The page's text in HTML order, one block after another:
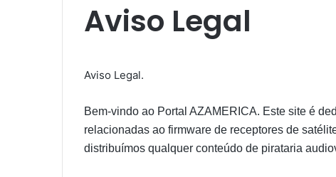
Aviso Legal
Aviso Legal.
Bem-vindo ao Portal AZAMERICA. Este site é
relacionadas ao firmware de receptores de
distribuímos qualquer conteúdo de pirataria